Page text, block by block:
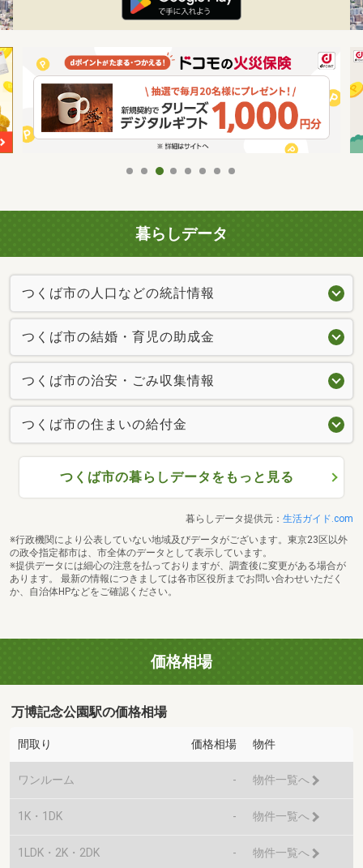
暮らしデータ
つくば市の人口などの統計情報
つくば市の結婚・育児の助成金
つくば市の治安・ごみ収集情報
つくば市の住まいの給付金
つくば市の暮らしデータをもっと見る
暮らしデータ提供元： 生活ガイド.com
※行政機関により公表していない地域及びデータがございます。東京23区以外
の政令指定都市は、市全体のデータとして表示しています。
※提供データには細心の注意を払っておりますが、調査後に変更がある場合が
あります。 最新の情報につきましては各市区役所までお問い合わせいただく
か、自治体HPなどをご確認ください。
価格相場
万博記念公園駅の価格相場
間取り 価格相場 物件
ワンルーム - 物件一覧へ
1K・1DK - 物件一覧へ
1LDK・2K・2DK - 物件一覧へ